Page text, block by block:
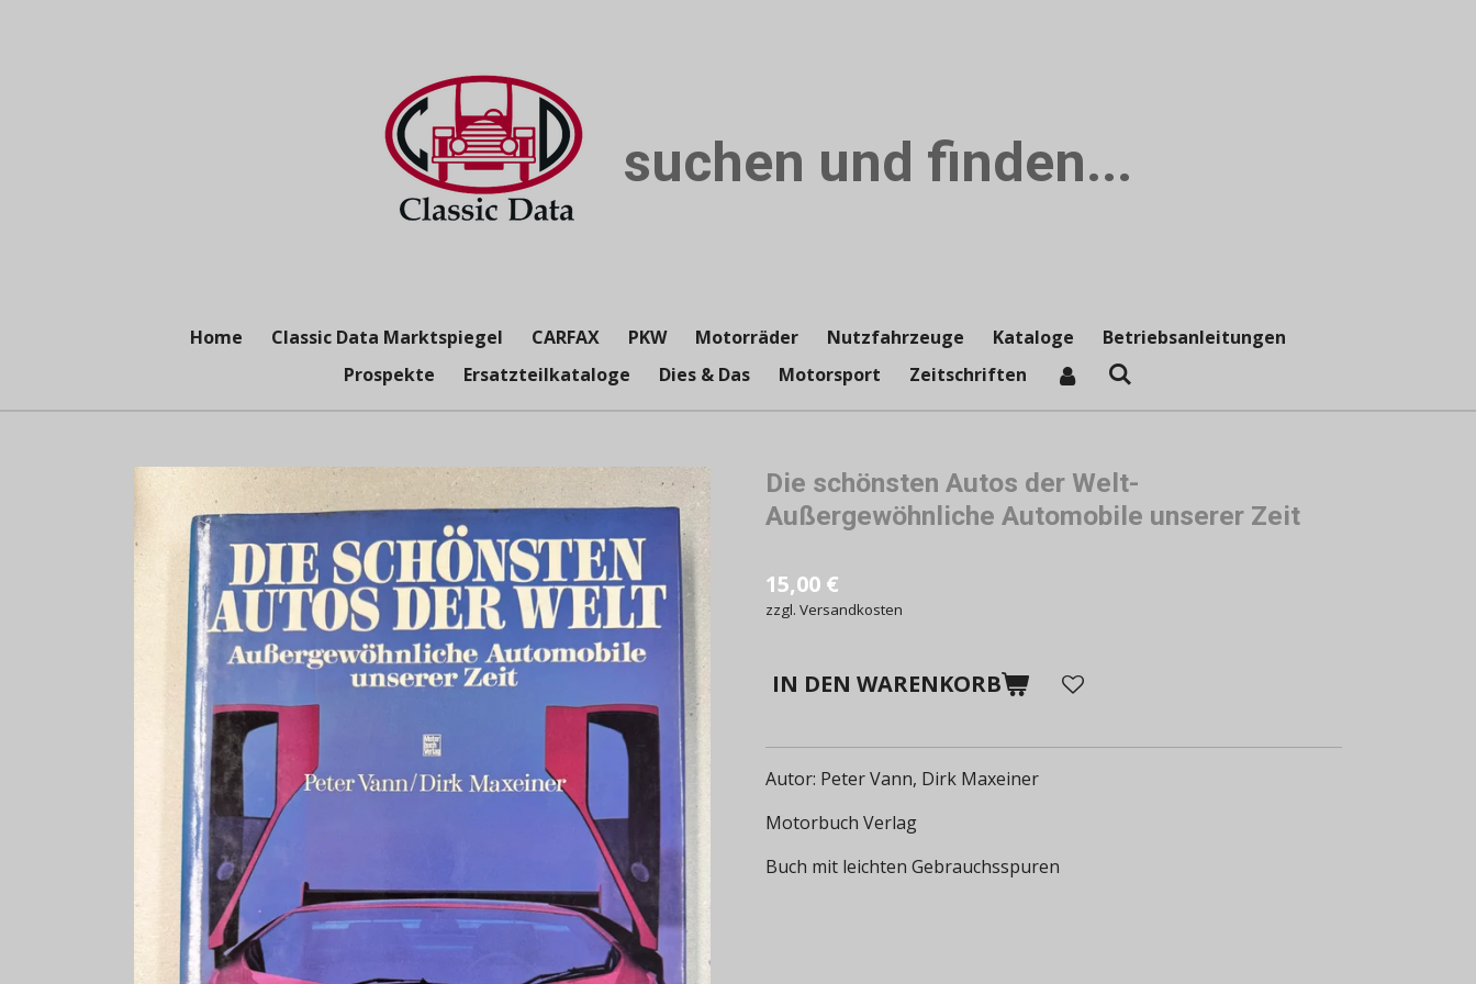
suchen und finden...
Home Classic Data Marktspiegel CARFAX PKW Motorräder Nutzfahrzeuge Kataloge
Betriebsanleitungen
Prospekte
Ersatzteilkataloge Dies & Das Motorsport Zeitschriften
Die schönsten Autos der Welt-
Außergewöhnliche Automobile unserer Zeit
15,00 €
zzgl. Versandkosten
IN DEN WARENKORB
Autor: Peter Vann, Dirk Maxeiner
Motorbuch Verlag
Buch mit leichten Gebrauchsspuren